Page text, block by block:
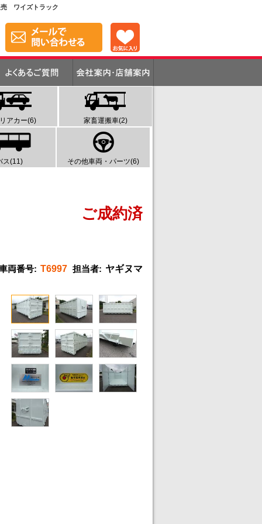
ワイズトラック
アカー(6) 家畜運搬車(2)
ス(11) その他車両・パーツ(6)
ご成約済
両番号: T6997 担当者: ヤギヌマ